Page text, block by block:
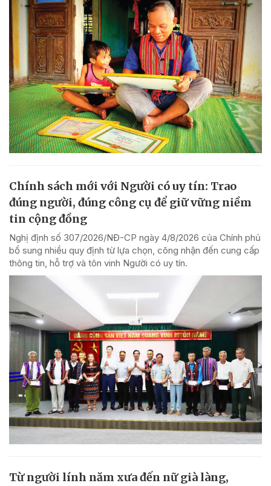
Chính sách mới với Người có uy tín: Trao
đúng người, đúng công cụ để giữ vững niềm
tin cộng đồng
Nghị định số 307/2026/NĐ-CP ngày 4/8/2026 của Chính phủ
bổ sung nhiều quy định từ lựa chọn, công nhận đến cung cấp
thông tin, hỗ trợ và tôn vinh Người có uy tín.
Từ người lính năm xưa đến nữ già làng,